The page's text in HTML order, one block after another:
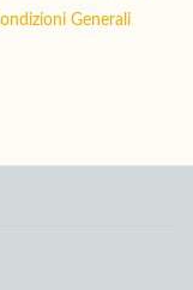
Generali